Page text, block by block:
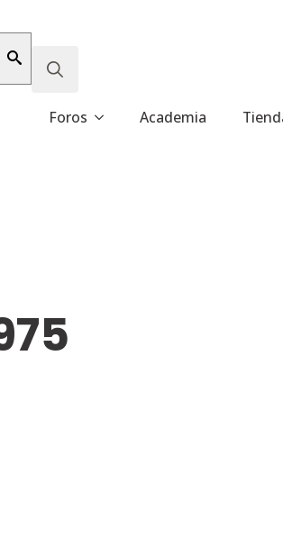
for:Foros Academia